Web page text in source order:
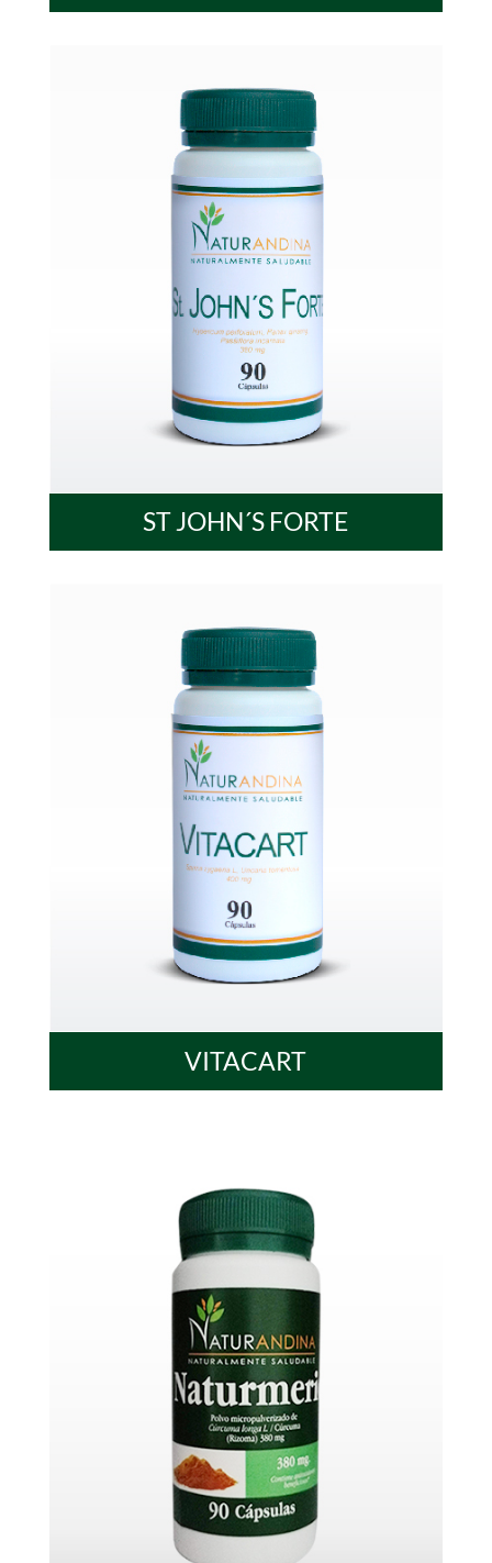
ST JOHN´S FORTE
VITACART